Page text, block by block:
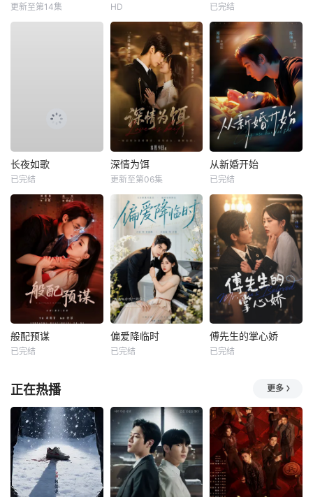
更新至第14集 HD 已完结
长夜如歌
已完结
深情为饵
更新至第06集
从新婚开始
已完结
般配预谋
已完结
偏爱降临时
已完结
傅先生的掌心娇
已完结
正在热播 更多